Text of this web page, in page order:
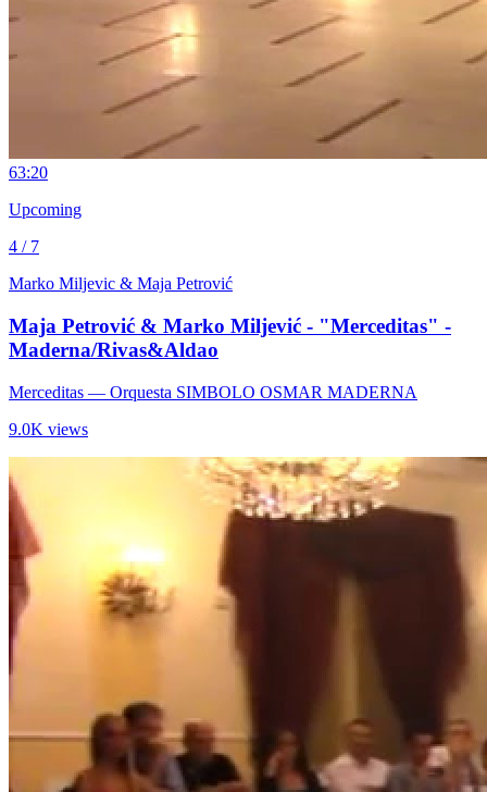
63:20
Upcoming
4 / 7
Marko Miljevic & Maja Petrović
Maja Petrović & Marko Miljević - "Merceditas" -
Maderna/Rivas&Aldao
Merceditas — Orquesta SIMBOLO OSMAR MADERNA
9.0K views